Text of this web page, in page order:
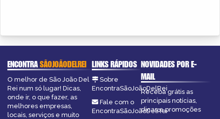
ENCONTRASÃOJOÃODELREI
O melhor de São João Del
Rei num só lugar! Dicas,
onde ir, o que fazer, as
melhores empresas,
locais, serviços e muito
LINKS RÁPIDOS
Sobre
EncontraSãoJoãoDelRei
Fale com o
EncontraSãoJoãoDelRei
NOVIDADES POR E-
MAIL
Receba grátis as
principais notícias,
dicas e promoções